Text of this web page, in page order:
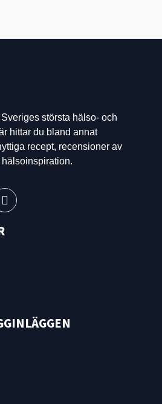
största hälso- och
hittar du bland annat
recept, recensioner av